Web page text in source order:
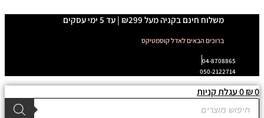
דלג
משלוח חינם בקניה מעל ₪299 | עד 5 ימי עסקים
ברוכים הבאים לאדל קוסמטיקס
04-8708865
050-2122714
₪0
0עגלת קניות
Products
search